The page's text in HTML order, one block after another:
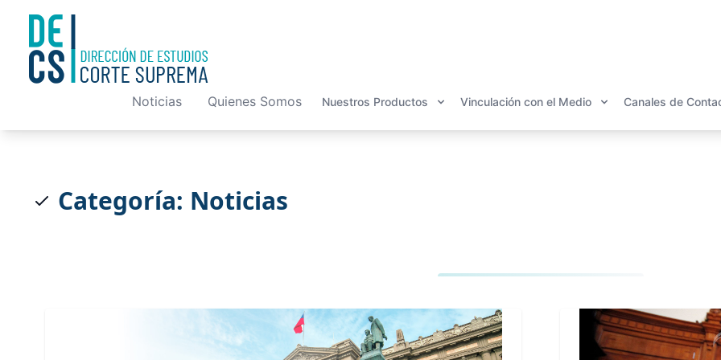
Noticias Quienes Somos Nuestros Productos Vinculación con el Medio Canales de
Categoría: Noticias